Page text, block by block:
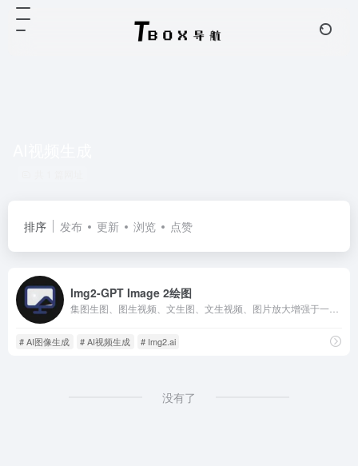
排序 发布 更新 浏览 点赞
Img2-GPT Image 2绘图
# AI图像生成 # AI视频生成 # Img2.ai
没有了